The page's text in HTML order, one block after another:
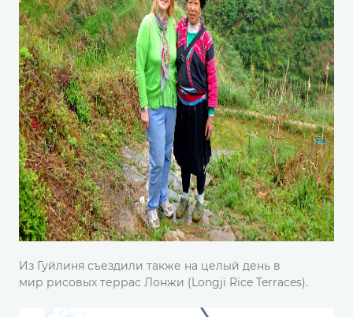
Из Гуйлиня съездили также на целый день в
мир рисовых террас Лонжи (Longji Rice Terraces).